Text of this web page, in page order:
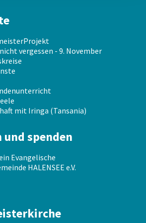
vergessen - 9. November
mit Iringa (Tansania)
und spenden
Evangelische
HALENSEE e.V.